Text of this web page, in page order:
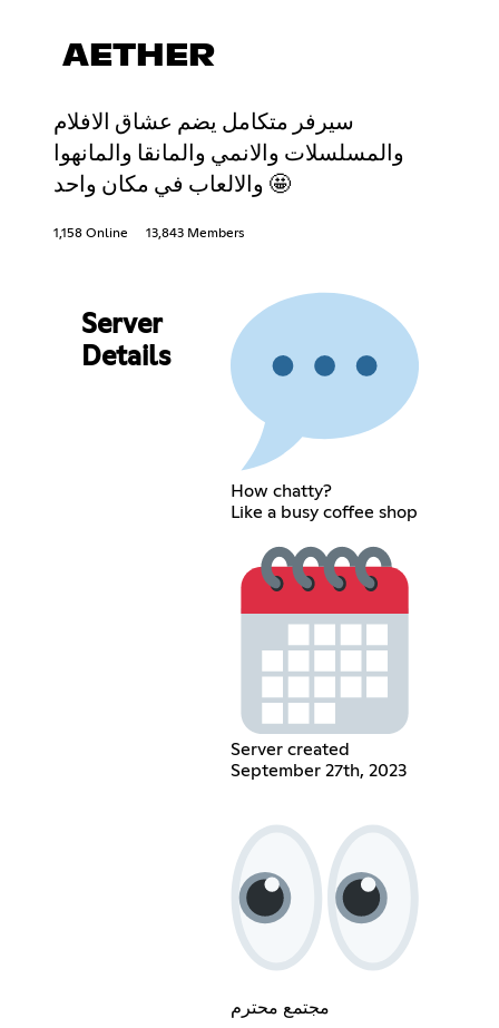
AETHER
سيرفر متكامل يضم عشاق الافلام
والمسلسلات والانمي والمانقا والمانهوا
والالعاب في مكان واحد 🤩
1,158 Online 13,843 Members
Server
Details
How chatty?
Like a busy coffee shop
Server created
September 27th, 2023
مجتمع محترم